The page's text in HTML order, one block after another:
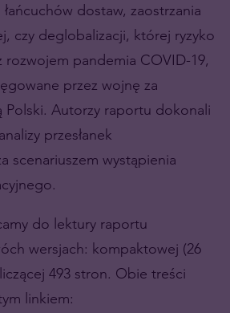
dostaw, zaostrzania
czy deglobalizacji, której ryzyko
rozwojem pandemia COVID-19,
przez wojnę za
Polski. Autorzy raportu dokonali
przesłanek
scenariuszem wystąpienia
do lektury raportu
wersjach: kompaktowej (26
493 stron. Obie treści
linkiem: